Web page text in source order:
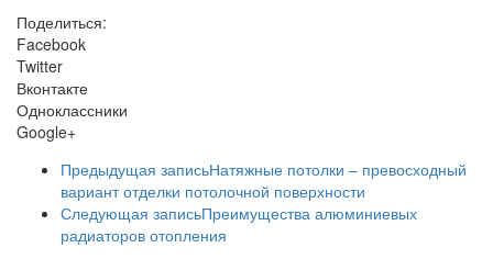
Поделиться:
Facebook
Twitter
Вконтакте
Одноклассники
Google+
Предыдущая записьНатяжные потолки – превосходный
вариант отделки потолочной поверхности
Следующая записьПреимущества алюминиевых
радиаторов отопления